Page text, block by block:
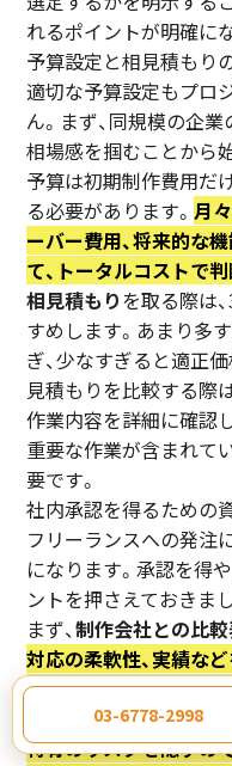
れるポイントが明確に
予算設定と相見積もり
適切な予算設定もプロ
ん。まず、同規模の企
相場感を掴むことから
予算は初期制作費用だ
る必要があります。月
ーバー費用、将来的な
て、トータルコストで
相見積もりを取る際は
すめします。あまり多
ぎ、少なすぎると適正
見積もりを比較する際
作業内容を詳細に確認
重要な作業が含まれて
要です。
社内承認を得るための
フリーランスへの発注
になります。承認を得
ントを押さえておきま
まず、制作会社との比
対応の柔軟性、実績な
を選ぶメリットを視覚
リスクと対策も明記す
特有のリスクを隠すの
03-6778-2998